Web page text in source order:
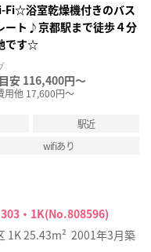
Fi☆浴室乾燥機付きのバス
ート♪京都駅まで徒歩４分
です☆
安 116,400円～
用他 17,600円～
駅近
wifiあり
・1K(No.808596)
1K25.43m² 2001年3月築